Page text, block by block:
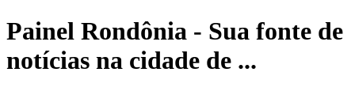
Painel Rondônia - Sua fonte de
notícias na cidade de ...